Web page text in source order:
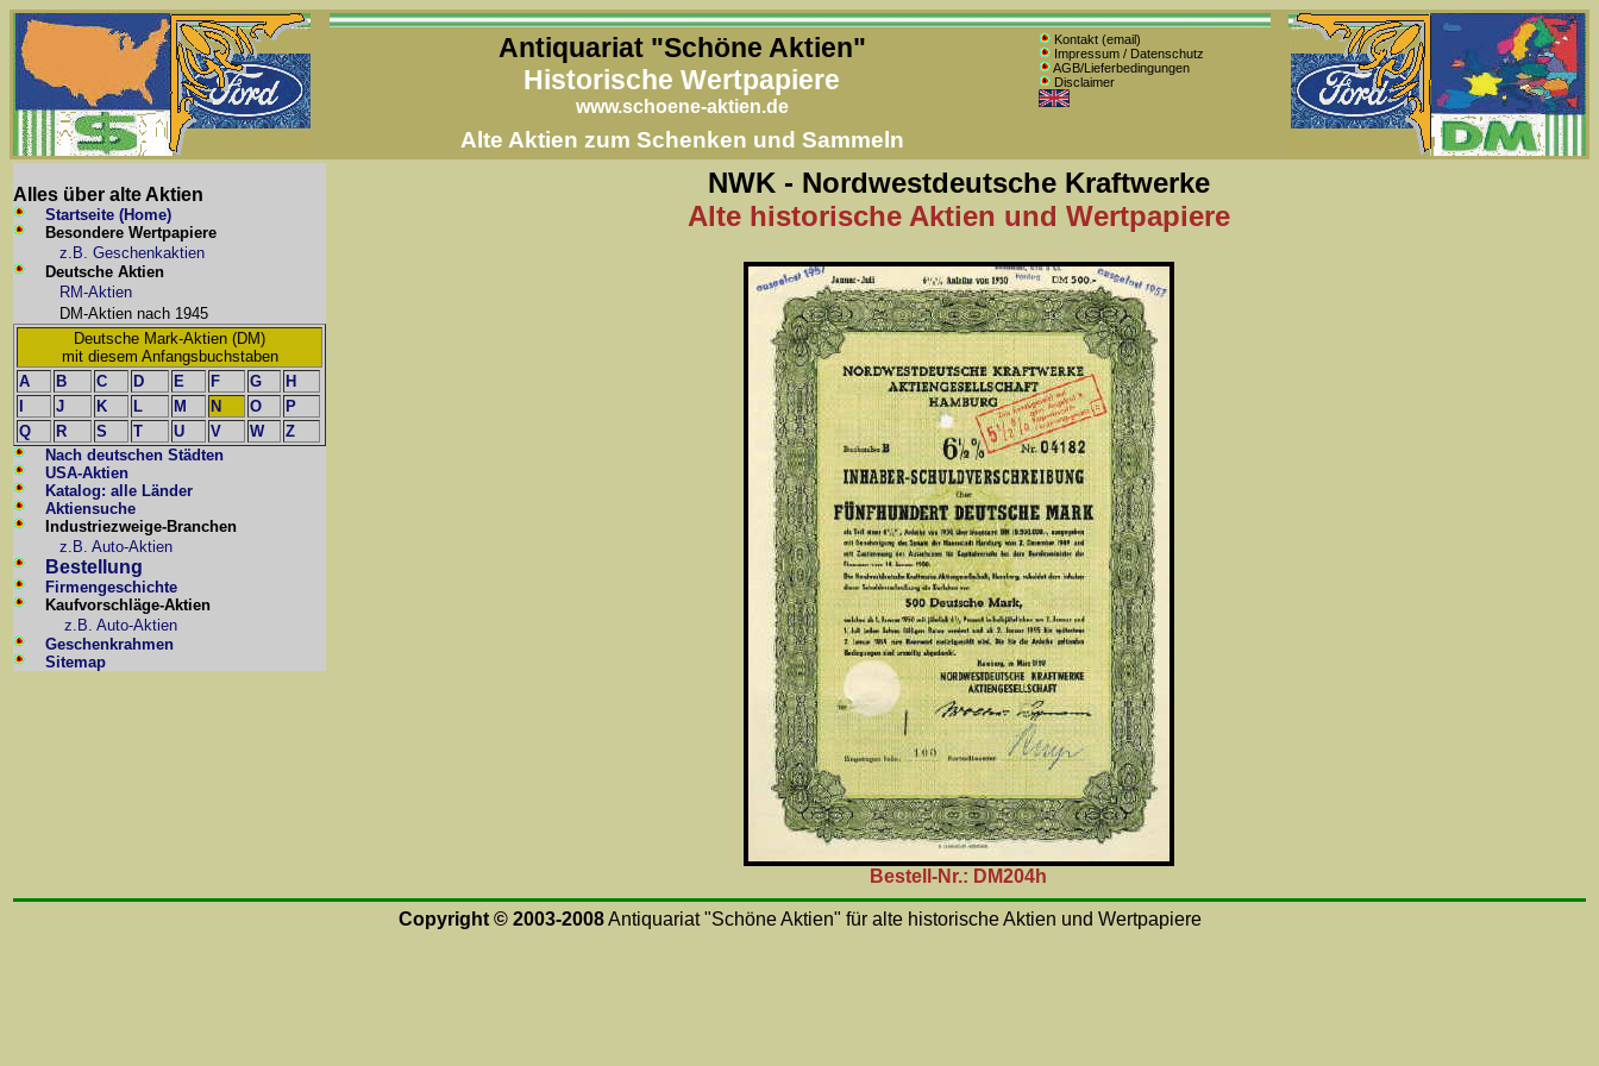
Antiquariat "Schöne Aktien"
Historische Wertpapiere
www.schoene-aktien.de
Kontakt (email)
Impressum / Datenschutz
AGB/Lieferbedingungen
Disclaimer
Alte Aktien zum Schenken und Sammeln
Alles über alte Aktien
Startseite (Home)
Besondere Wertpapiere
z.B. Geschenkaktien
Deutsche Aktien
RM-Aktien
DM-Aktien nach 1945
Deutsche Mark-Aktien (DM)
mit diesem Anfangsbuchstaben
A
B C D E F G
H
J K L M N O
P
Q
R S T U V W
Z
Nach deutschen Städten
USA-Aktien
Katalog: alle Länder
Aktiensuche
Industriezweige-Branchen
z.B. Auto-Aktien
Bestellung
Firmengeschichte
Kaufvorschläge-Aktien
z.B. Auto-Aktien
Geschenkrahmen
Sitemap
NWK - Nordwestdeutsche Kraftwerke
Alte historische Aktien und Wertpapiere
Bestell-Nr.: DM204h
Copyright © 2003-2008Antiquariat "Schöne Aktien" für alte historische Aktien und Wertpapiere